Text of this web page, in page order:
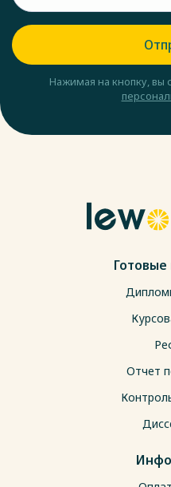
Нажимая на кнопку, вы
Отчет